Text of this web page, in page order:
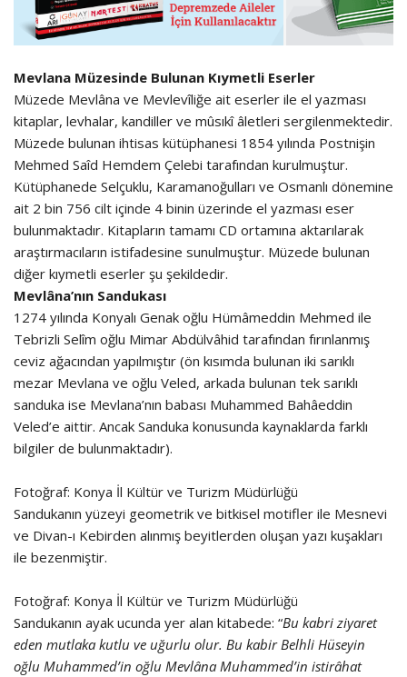
Mevlana Müzesinde Bulunan Kıymetli Eserler
Müzede Mevlâna ve Mevlevîliğe ait eserler ile el yazması
kitaplar, levhalar, kandiller ve mûsıkî âletleri sergilenmektedir.
Müzede bulunan ihtisas kütüphanesi 1854 yılında Postnişin
Mehmed Saîd Hemdem Çelebi tarafından kurulmuştur.
Kütüphanede Selçuklu, Karamanoğulları ve Osmanlı dönemine
ait 2 bin 756 cilt içinde 4 binin üzerinde el yazması eser
bulunmaktadır. Kitapların tamamı CD ortamına aktarılarak
araştırmacıların istifadesine sunulmuştur. Müzede bulunan
diğer kıymetli eserler şu şekildedir.
Mevlâna’nın Sandukası
1274 yılında Konyalı Genak oğlu Hümâmeddin Mehmed ile
Tebrizli Selîm oğlu Mimar Abdülvâhid tarafından fırınlanmış
ceviz ağacından yapılmıştır (ön kısımda bulunan iki sarıklı
mezar Mevlana ve oğlu Veled, arkada bulunan tek sarıklı
sanduka ise Mevlana’nın babası Muhammed Bahâeddin
Veled’e aittir. Ancak Sanduka konusunda kaynaklarda farklı
bilgiler de bulunmaktadır).
Fotoğraf: Konya İl Kültür ve Turizm Müdürlüğü
Sandukanın yüzeyi geometrik ve bitkisel motifler ile Mesnevi
ve Divan-ı Kebirden alınmış beyitlerden oluşan yazı kuşakları
ile bezenmiştir.
Fotoğraf: Konya İl Kültür ve Turizm Müdürlüğü
Sandukanın ayak ucunda yer alan kitabede: “Bu kabri ziyaret
eden mutlaka kutlu ve uğurlu olur. Bu kabir Belhli Hüseyin
oğlu Muhammed’in oğlu Mevlâna Muhammed’in istirâhat